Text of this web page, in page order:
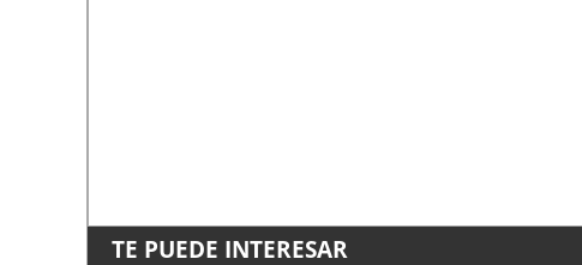
TE PUEDE INTERESAR